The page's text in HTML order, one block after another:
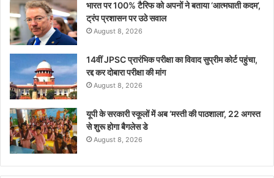
भारत पर 100% टैरिफ को अपनों ने बताया ‘आत्मघाती कदम’,
ट्रंप प्रशासन पर उठे सवाल
August 8, 2026
14वीं JPSC प्रारंभिक परीक्षा का विवाद सुप्रीम कोर्ट पहुंचा,
रद्द कर दोबारा परीक्षा की मांग
August 8, 2026
यूपी के सरकारी स्कूलों में अब ‘मस्ती की पाठशाला’, 22 अगस्त
से शुरू होगा बैगलेस डे
August 8, 2026